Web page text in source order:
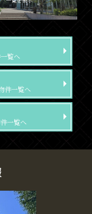
覧へ
件一覧へ
一覧へ